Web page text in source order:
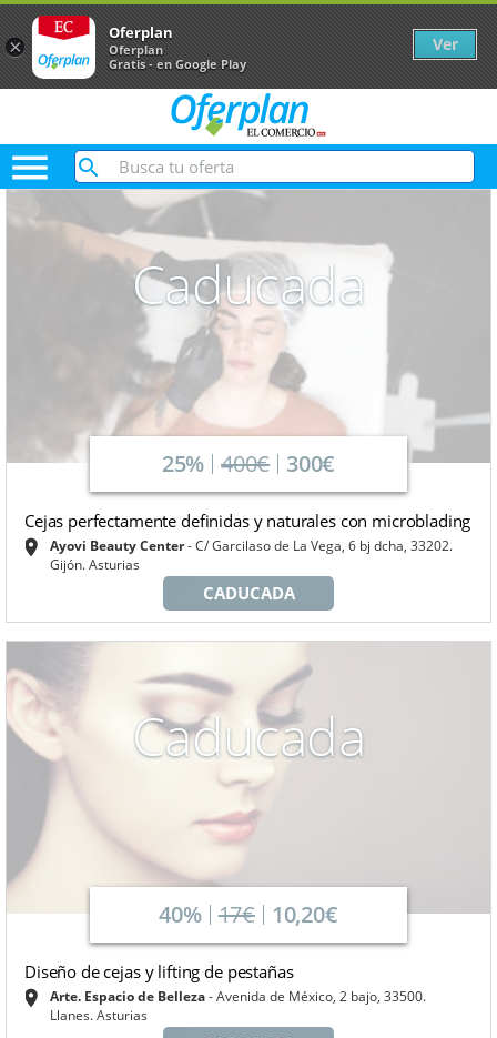

Caducada
25% 400€ 300€
Cejas perfectamente definidas y naturales con microblading
Ayovi Beauty Center C/ Garcilaso de La Vega, 6 bj dcha, 33202.
Gijón. Asturias
CADUCADA
Caducada
40% 17€ 10,20€
Diseño de cejas y lifting de pestañas
Arte. Espacio de Belleza Avenida de México, 2 bajo, 33500.
Llanes. Asturias
×
Oferplan
Oferplan
Gratis - en Google Play
Ver